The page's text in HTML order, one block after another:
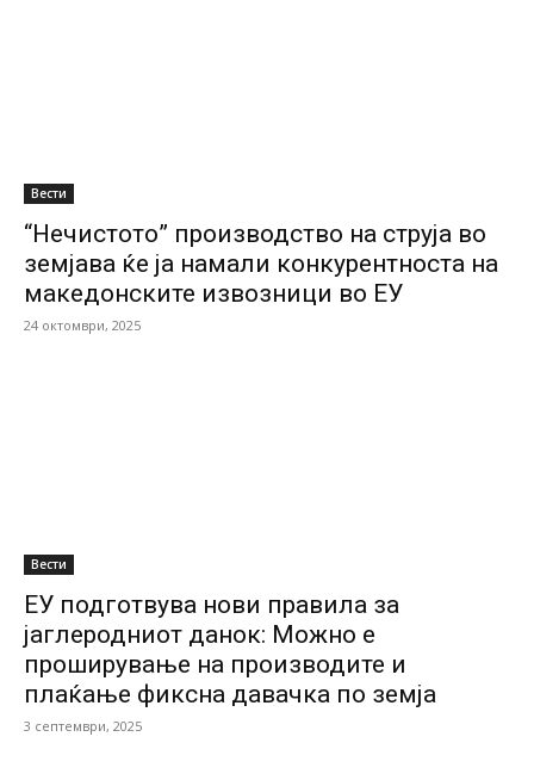
Вести
“Нечистото” производство на струја во
земјава ќе ја намали конкурентноста на
македонските извозници во ЕУ
24 октомври, 2025
Вести
ЕУ подготвува нови правила за
јаглеродниот данок: Можно е
проширување на производите и
плаќање фиксна давачка по земја
3 септември, 2025